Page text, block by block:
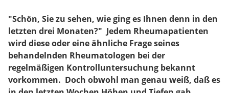
"Schön, Sie zu sehen, wie ging es Ihnen denn in den
letzten drei Monaten?" Jedem Rheumapatienten
wird diese oder eine ähnliche Frage seines
behandelnden Rheumatologen bei der
regelmäßigen Kontrolluntersuchung bekannt
vorkommen. Doch obwohl man genau weiß, daß es